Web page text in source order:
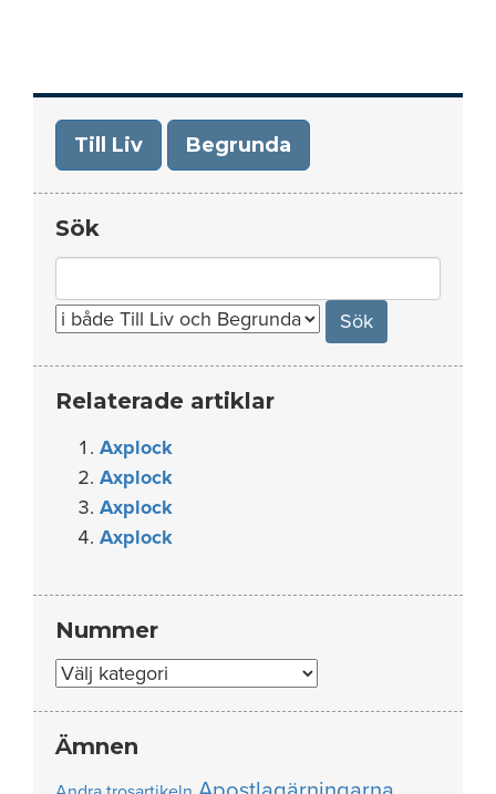
Till Liv Begrunda
Sök
for:
Relaterade artiklar
Axplock
Axplock
Axplock
Axplock
Nummer
Nummer
Ämnen